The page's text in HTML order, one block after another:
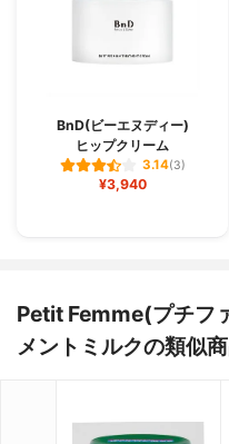
BnD(ビーエヌディー)
ヒップクリーム
3.14(3)
¥3,940
Petit Femme(プチフ
メントミルクの類似